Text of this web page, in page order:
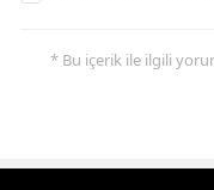
* Bu içerik ile ilgili